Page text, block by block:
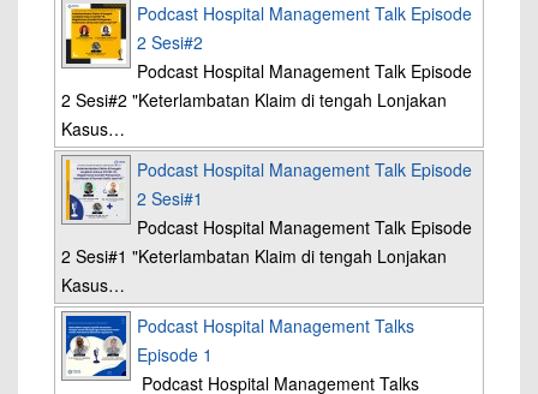
Podcast Hospital Management Talk Episode
2 Sesi#2
Podcast Hospital Management Talk Episode
2 Sesi#2 "Keterlambatan Klaim di tengah Lonjakan
Kasus…
Podcast Hospital Management Talk Episode
2 Sesi#1
Podcast Hospital Management Talk Episode
2 Sesi#1 "Keterlambatan Klaim di tengah Lonjakan
Kasus…
Podcast Hospital Management Talks
Episode 1
Podcast Hospital Management Talks